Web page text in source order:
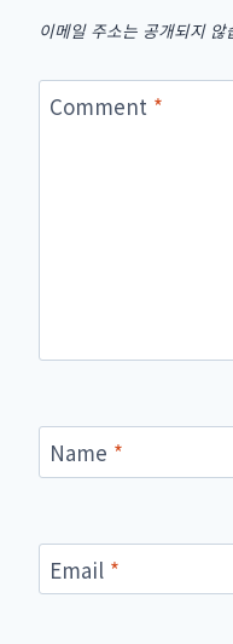
이메일 주소는 공개되지 않
Comment *
Name *
Email *